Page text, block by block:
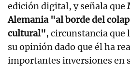
edición digital, y señala que
Alemania "al borde del
cultural", circunstancia que
su opinión dado que él ha
importantes inversiones en